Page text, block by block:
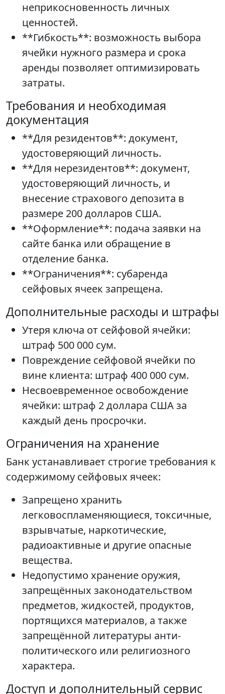
неприкосновенность личных
ценностей.
**Гибкость**: возможность выбора
ячейки нужного размера и срока
аренды позволяет оптимизировать
затраты.
Требования и необходимая
документация
**Для резидентов**: документ,
удостоверяющий личность.
**Для нерезидентов**: документ,
удостоверяющий личность, и
внесение страхового депозита в
размере 200 долларов США.
**Оформление**: подача заявки на
сайте банка или обращение в
отделение банка.
**Ограничения**: субаренда
сейфовых ячеек запрещена.
Дополнительные расходы и штрафы
Утеря ключа от сейфовой ячейки:
штраф 500 000 сум.
Повреждение сейфовой ячейки по
вине клиента: штраф 400 000 сум.
Несвоевременное освобождение
ячейки: штраф 2 доллара США за
каждый день просрочки.
Ограничения на хранение
Банк устанавливает строгие требования к
содержимому сейфовых ячеек:
Запрещено хранить
легковоспламеняющиеся, токсичные,
взрывчатые, наркотические,
радиоактивные и другие опасные
вещества.
Недопустимо хранение оружия,
запрещённых законодательством
предметов, жидкостей, продуктов,
портящихся материалов, а также
запрещённой литературы анти-
политического или религиозного
характера.
Доступ и дополнительный сервис